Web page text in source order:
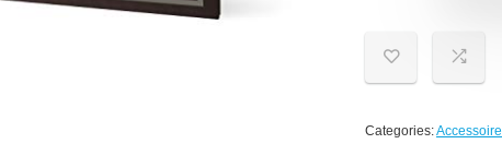
Categories: